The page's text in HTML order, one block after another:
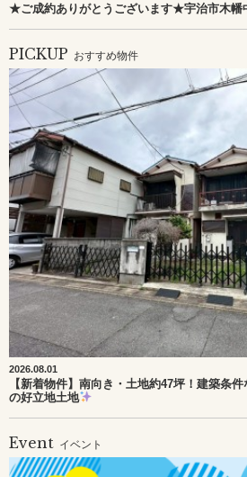
★ご成約ありがとうございます★宇治市木
PICKUP おすすめ物件
2026.08.01
【新着物件】南向き・土地約47坪！建築条
の好立地土地
Event イベント